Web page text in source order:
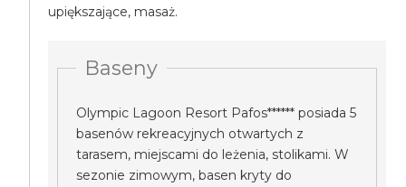
upiększające, masaż.
Baseny
Olympic Lagoon Resort Pafos****** posiada 5
basenów rekreacyjnych otwartych z
tarasem, miejscami do leżenia, stolikami. W
sezonie zimowym, basen kryty do